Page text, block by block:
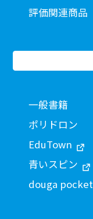
評価関連商品
一般書籍
ポリドロン
EduTown
青いスピン
douga pocket